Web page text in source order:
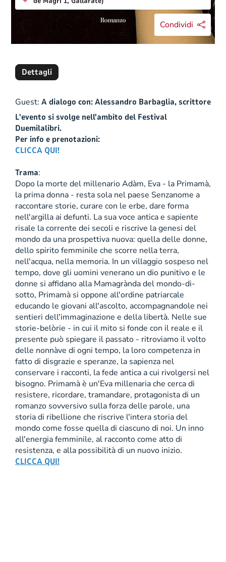
Condividi
Dettagli
Guest: A dialogo con: Alessandro Barbaglia, scrittore
L'evento si svolge nell'ambito del Festival
Duemilalibri.
Per info e prenotazioni:
CLICCA QUI!
Trama:
Dopo la morte del millenario Adàm, Eva - la Primamà,
la prima donna - resta sola nel paese Senzanome a
raccontare storie, curare con le erbe, dare forma
nell'argilla ai defunti. La sua voce antica e sapiente
risale la corrente dei secoli e riscrive la genesi del
mondo da una prospettiva nuova: quella delle donne,
dello spirito femminile che scorre nella terra,
nell'acqua, nella memoria. In un villaggio sospeso nel
tempo, dove gli uomini venerano un dio punitivo e le
donne si affidano alla Mamagrànda del mondo-di-
sotto, Primamà si oppone all'ordine patriarcale
educando le giovani all'ascolto, accompagnandole nei
sentieri dell'immaginazione e della libertà. Nelle sue
storie-belòrie - in cui il mito si fonde con il reale e il
presente può spiegare il passato - ritroviamo il volto
delle nonnàve di ogni tempo, la loro competenza in
fatto di disgrazie e speranze, la sapienza nel
conservare i racconti, la fede antica a cui rivolgersi nel
bisogno. Primamà è un'Eva millenaria che cerca di
resistere, ricordare, tramandare, protagonista di un
romanzo sovversivo sulla forza delle parole, una
storia di ribellione che riscrive l'intera storia del
mondo come fosse quella di ciascuno di noi. Un inno
all'energia femminile, al racconto come atto di
resistenza, e alla possibilità di un nuovo inizio.
CLICCA QUI!